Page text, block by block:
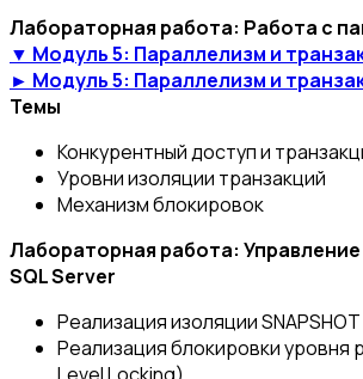
Лабораторная работа: Работа с
▼ Модуль 5: Параллелизм и
► Модуль 5: Параллелизм и
Темы
Конкурентный доступ и
Уровни изоляции транзакций
Механизм блокировок
Лабораторная работа:
SQL Server
Реализация изоляции SNAPSHOT
Реализация блокировки уровня